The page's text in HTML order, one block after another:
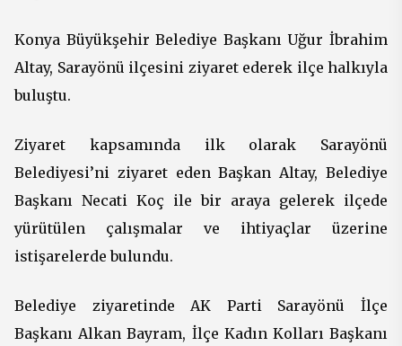
Konya Büyükşehir Belediye Başkanı Uğur İbrahim
Altay, Sarayönü ilçesini ziyaret ederek ilçe halkıyla
buluştu.
Ziyaret kapsamında ilk olarak Sarayönü
Belediyesi’ni ziyaret eden Başkan Altay, Belediye
Başkanı Necati Koç ile bir araya gelerek ilçede
yürütülen çalışmalar ve ihtiyaçlar üzerine
istişarelerde bulundu.
Belediye ziyaretinde AK Parti Sarayönü İlçe
Başkanı Alkan Bayram, İlçe Kadın Kolları Başkanı